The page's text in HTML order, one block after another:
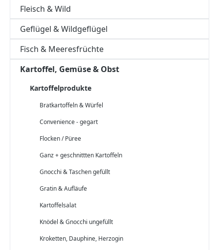
Fleisch & Wild
Geflügel & Wildgeflügel
Fisch & Meeresfrüchte
Kartoffel, Gemüse & Obst
Kartoffelprodukte
Bratkartoffeln & Würfel
Convenience - gegart
Flocken / Püree
Ganz + geschnittten Kartoffeln
Gnocchi & Taschen gefüllt
Gratin & Aufläufe
Kartoffelsalat
Knödel & Gnocchi ungefüllt
Kroketten, Dauphine, Herzogin